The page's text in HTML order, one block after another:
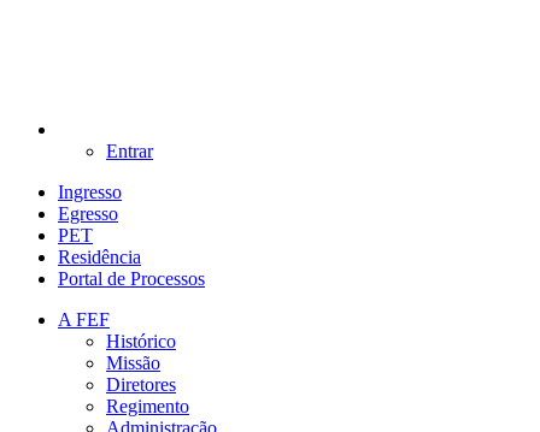
Entrar
Ingresso
Egresso
PET
Residência
Portal de Processos
A FEF
Histórico
Missão
Diretores
Regimento
Administração